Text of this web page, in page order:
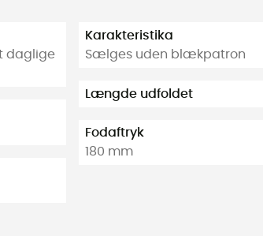
daglige
Karakteristika
Sælges uden blækpatron
Længde udfoldet
Fodaftryk
180 mm